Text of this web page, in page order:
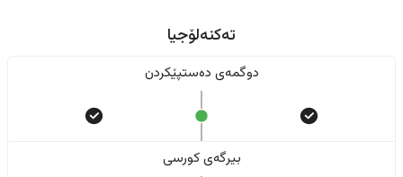
تەکنەلۆجیا
دوگمەی دەستپێکردن
بیرگەی کورسی